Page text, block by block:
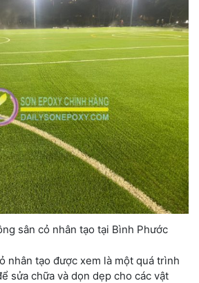
sân cỏ nhân tạo tại Bình Phước
nhân tạo được xem là một quá trình
sửa chữa và dọn dẹp cho các vật